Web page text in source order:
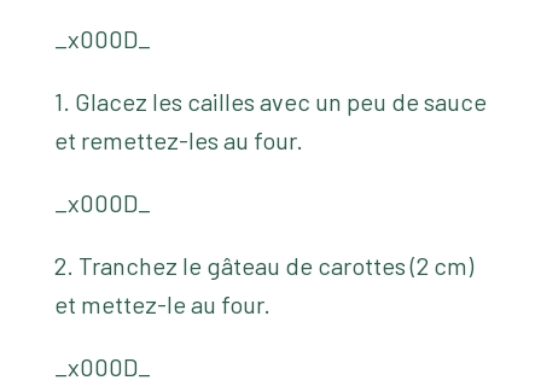
_x000D_
1. Glacez les cailles avec un peu de sauce
et remettez-les au four.
_x000D_
2. Tranchez le gâteau de carottes (2 cm)
et mettez-le au four.
_x000D_